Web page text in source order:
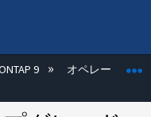
/折りたたむ
9 オペレーティン